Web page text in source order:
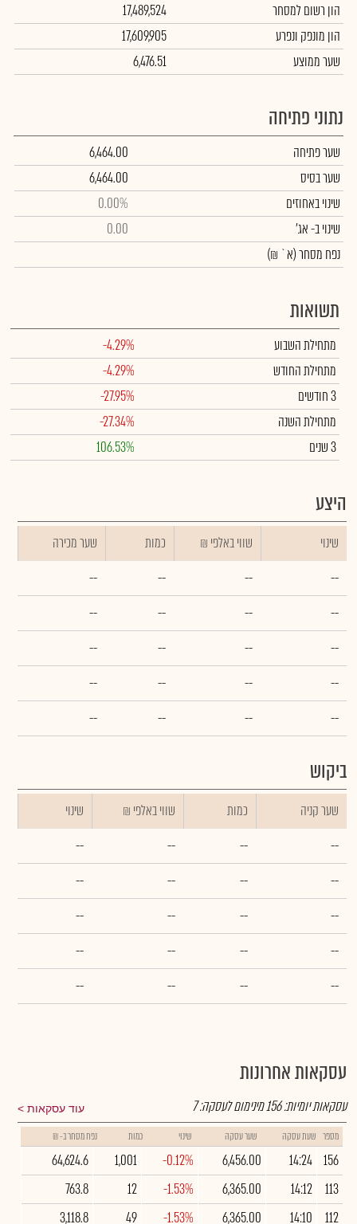
הון רשום למסחר
17,489,524
הון מונפק ונפרע
17,609,905
שער ממוצע
6,476.51
נתוני פתיחה
שער פתיחה
6,464.00
שער בסיס
6,464.00
שינוי באחוזים
0.00%
שינויב- אג'
0.00
נפח מסחר(א` ₪)
תשואות
מתחילת השבוע
-4.29%
מתחילת החודש
-4.29%
3 חודשים
-27.95%
מתחילת השנה
-27.34%
3 שנים
106.53%
היצע
שינוי ₪ שווי באלפי כמות
שער מכירה
--
--
--
--
--
--
--
--
--
--
--
--
--
--
--
--
--
--
--
--
ביקוש
שער קניה כמות ₪ שווי באלפי
שינוי
--
--
--
--
--
--
--
--
--
--
--
--
--
--
--
--
--
--
--
--
עסקאות אחרונות
עוד עסקאות עסקאות יומיות:156מינימום לעסקה:7
מספר שעת עסקה שער עסקה שינוי כמות נפח מסחר ב- ₪
156
14:24
6,456.00
-0.12%
1,001
64,624.6
113
14:12
6,365.00
-1.53%
12
763.8
112
14:10
6,365.00
-1.53%
49
3,118.8